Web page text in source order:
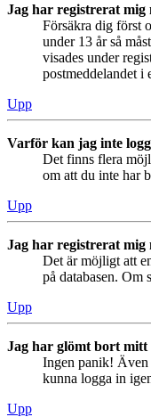
Jag har registrerat mig
Försäkra dig först
under 13 år så
visades under
postmeddelandet i
Upp
Varför kan jag inte
Det finns flera
om att du inte har
Upp
Jag har registrerat mig
Det är möjligt att
på databasen. Om
Upp
Jag har glömt bort mitt
Ingen panik! Även
kunna logga in
Upp